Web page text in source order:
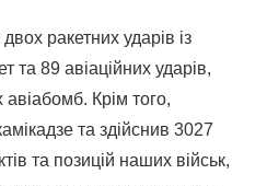
ракетних ударів із
та 89 авіаційних ударів,
Крім того,
та здійснив 3027
та позицій наших військ,